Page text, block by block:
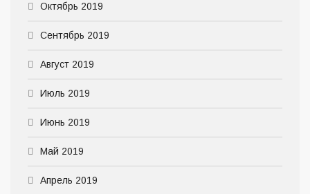
Октябрь 2019
Сентябрь 2019
Август 2019
Июль 2019
Июнь 2019
Май 2019
Апрель 2019